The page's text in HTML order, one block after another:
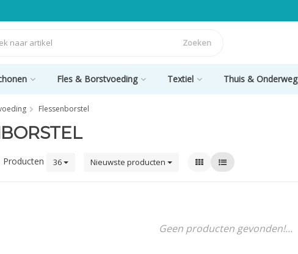
Zoeken
Fles & Borstvoeding Textiel Thuis & Onderweg
Flessenborstel
Producten 36 Nieuwste producten
Geen producten gevonden!...